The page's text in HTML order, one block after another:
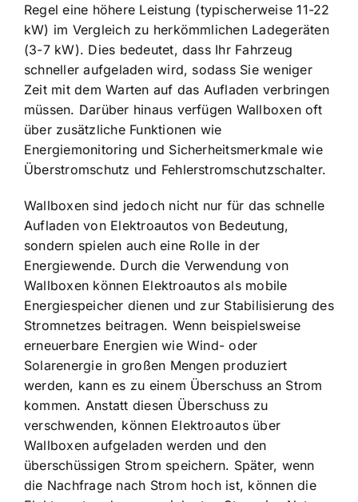
Regel eine höhere Leistung (typischerweise 11-22
kW) im Vergleich zu herkömmlichen Ladegeräten
(3-7 kW). Dies bedeutet, dass Ihr Fahrzeug
schneller aufgeladen wird, sodass Sie weniger
Zeit mit dem Warten auf das Aufladen verbringen
müssen. Darüber hinaus verfügen Wallboxen oft
über zusätzliche Funktionen wie
Energiemonitoring und Sicherheitsmerkmale wie
Überstromschutz und Fehlerstromschutzschalter.
Wallboxen sind jedoch nicht nur für das schnelle
Aufladen von Elektroautos von Bedeutung,
sondern spielen auch eine Rolle in der
Energiewende. Durch die Verwendung von
Wallboxen können Elektroautos als mobile
Energiespeicher dienen und zur Stabilisierung des
Stromnetzes beitragen. Wenn beispielsweise
erneuerbare Energien wie Wind- oder
Solarenergie in großen Mengen produziert
werden, kann es zu einem Überschuss an Strom
kommen. Anstatt diesen Überschuss zu
verschwenden, können Elektroautos über
Wallboxen aufgeladen werden und den
überschüssigen Strom speichern. Später, wenn
die Nachfrage nach Strom hoch ist, können die